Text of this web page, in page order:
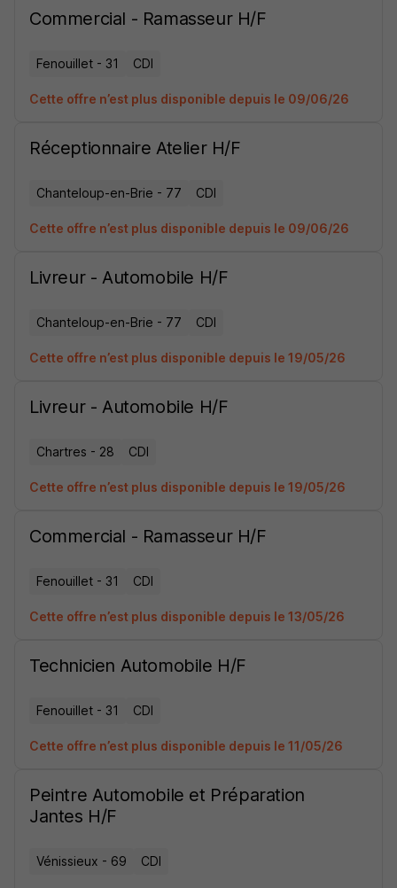
Commercial - Ramasseur H/F
Fenouillet - 31 CDI
Cette offre n’est plus disponible depuis le 09/06/26
Réceptionnaire Atelier H/F
Chanteloup-en-Brie - 77 CDI
Cette offre n’est plus disponible depuis le 09/06/26
Livreur - Automobile H/F
Chanteloup-en-Brie - 77 CDI
Cette offre n’est plus disponible depuis le 19/05/26
Livreur - Automobile H/F
Chartres - 28 CDI
Cette offre n’est plus disponible depuis le 19/05/26
Commercial - Ramasseur H/F
Fenouillet - 31 CDI
Cette offre n’est plus disponible depuis le 13/05/26
Technicien Automobile H/F
Fenouillet - 31 CDI
Cette offre n’est plus disponible depuis le 11/05/26
Peintre Automobile et Préparation
Jantes H/F
Vénissieux - 69 CDI